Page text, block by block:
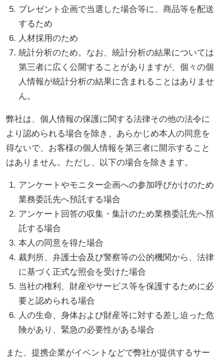
プレゼント企画で当選した場合等に、商品等を配送
するため
人材採用のため
統計分析のため。なお、統計分析の結果については
第三者に広く公開することがありますが、個々の個
人情報が統計分析の結果に含まれることはありませ
ん。
弊社は、個人情報の保護に関する法律その他の法令に
より認められる場合を除き、あらかじめ本人の同意を
得ないで、お客様の個人情報を第三者に開示すること
はありません。ただし、以下の場合を除きます。
アンケートやモニター企画への参加呼びかけのため
業務委託先へ預託する場合
アンケート回答の収集・集計のため業務委託先へ預
託する場合
本人の同意を得た場合
裁判所、弁護士会及び警察等の公的機関から、法律
に基づく正式な照会を受けた場合
当社の権利、財産やサービス等を保護するために必
要と認められる場合
人の生命、身体および財産等に対する差し迫った危
険があり、緊急の必要性がある場合
また、提携企業がイベントなどで弊社が提供するサー